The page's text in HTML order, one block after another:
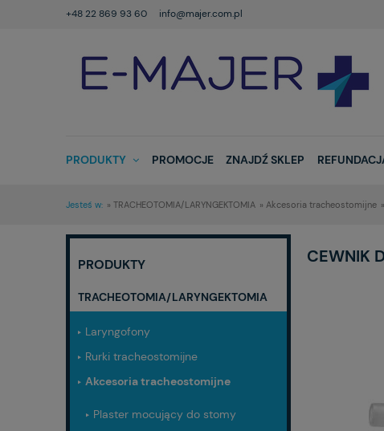
+48 22 869 93 60 info@majer.com.pl
PRODUKTY PROMOCJE ZNAJDŹ SKLEP
Jesteś w: » TRACHEOTOMIA/LARYNGEKTOMIA » Akcesoria tracheostomijne »
PRODUKTY
TRACHEOTOMIA/LARYNGEKTOMIA
Laryngofony
Rurki tracheostomijne
Akcesoria tracheostomijne
Plaster mocujący do stomy
CEWNIK